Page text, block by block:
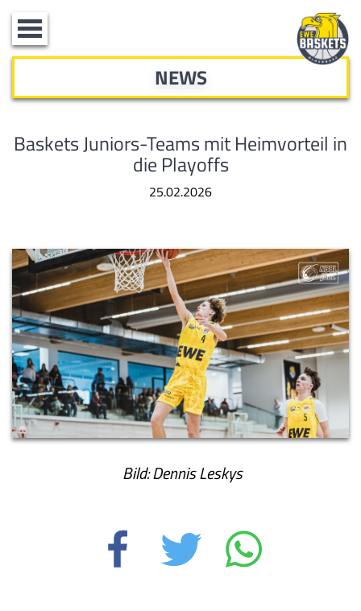
Toggle
navigation
NEWS
Baskets Juniors-Teams mit Heimvorteil in
die Playoffs
25.02.2026
Bild: Dennis Leskys